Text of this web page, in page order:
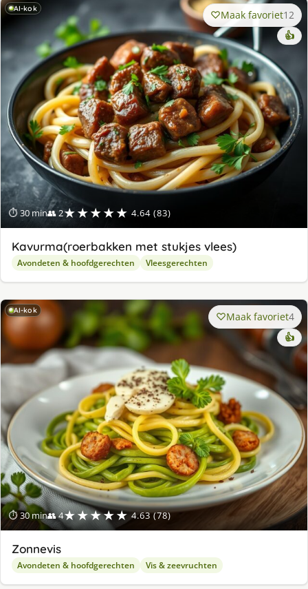
AI-kok
⏱ 30 min👥 2★★★★★ 4.64 (83)
Maak favoriet12
👍
Kavurma(roerbakken met stukjes vlees)
Avondeten & hoofdgerechten Vleesgerechten
AI-kok
⏱ 30 min👥 4★★★★★ 4.63 (78)
Maak favoriet4
👍
Zonnevis
Avondeten & hoofdgerechten Vis & zeevruchten